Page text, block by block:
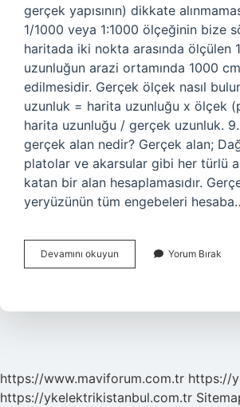
gerçek yapısının) dikkate
1/1000 veya 1:1000 ölçeğinin bize
haritada iki nokta arasında ölçülen
uzunluğun arazi ortamında 1000
edilmesidir. Gerçek ölçek nasıl
uzunluk = harita uzunluğu x ölçek
harita uzunluğu / gerçek uzunluk. 9.
gerçek alan nedir? Gerçek alan;
platolar ve akarsular gibi her türlü
katan bir alan hesaplamasıdır.
yeryüzünün tüm engebeleri
Devamını okuyun
Alan
Yapılır
Yorum Bırak
https://www.maviforum.com.tr https://
https://ykelektrikistanbul.com.tr